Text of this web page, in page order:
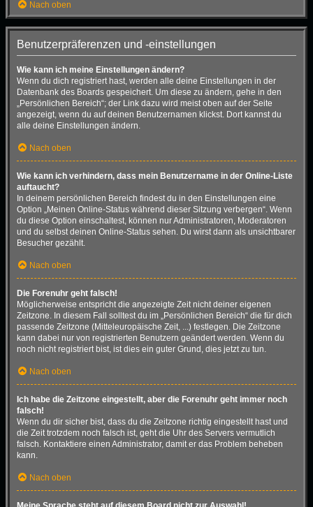
Nach oben
Benutzerpräferenzen und -einstellungen
Wie kann ich meine Einstellungen ändern?
Wenn du dich registriert hast, werden alle deine Einstellungen in der
Datenbank des Boards gespeichert. Um diese zu ändern, gehe in den
„Persönlichen Bereich“; der Link dazu wird meist oben auf der Seite
angezeigt, wenn du auf deinen Benutzernamen klickst. Dort kannst du
alle deine Einstellungen ändern.
Nach oben
Wie kann ich verhindern, dass mein Benutzername in der Online-Liste
auftaucht?
In deinem persönlichen Bereich findest du in den Einstellungen eine
Option „Meinen Online-Status während dieser Sitzung verbergen“. Wenn
du diese Option einschaltest, können nur Administratoren, Moderatoren
und du selbst deinen Online-Status sehen. Du wirst dann als unsichtbarer
Besucher gezählt.
Nach oben
Die Forenuhr geht falsch!
Möglicherweise entspricht die angezeigte Zeit nicht deiner eigenen
Zeitzone. In diesem Fall solltest du im „Persönlichen Bereich“ die für dich
passende Zeitzone (Mitteleuropäische Zeit, ...) festlegen. Die Zeitzone
kann dabei nur von registrierten Benutzern geändert werden. Wenn du
noch nicht registriert bist, ist dies ein guter Grund, dies jetzt zu tun.
Nach oben
Ich habe die Zeitzone eingestellt, aber die Forenuhr geht immer noch
falsch!
Wenn du dir sicher bist, dass du die Zeitzone richtig eingestellt hast und
die Zeit trotzdem noch falsch ist, geht die Uhr des Servers vermutlich
falsch. Kontaktiere einen Administrator, damit er das Problem beheben
kann.
Nach oben